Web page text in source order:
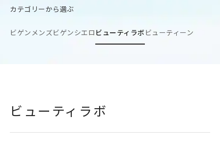
カテゴリーから選ぶ
ビゲン メンズビゲンシエロ ビューティラボ ビューティーン
ビューティラボ